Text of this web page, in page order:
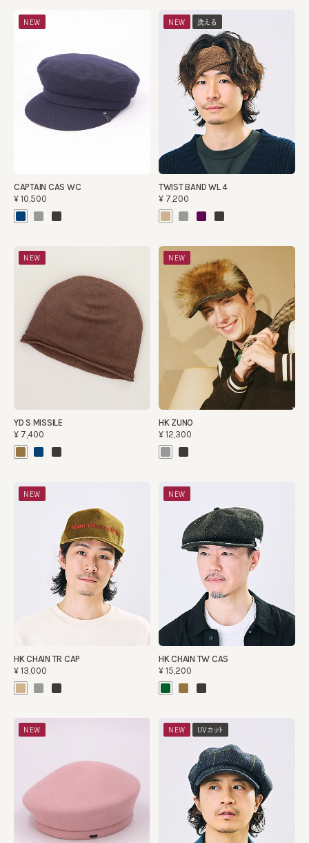
NEW
CAPTAIN CAS WC
¥10,500
NEW 洗える
TWIST BAND WL 4
¥7,200
NEW
YD S MISSILE
¥7,400
NEW
HK ZUNO
¥12,300
NEW
HK CHAIN TR CAP
¥13,000
NEW
HK CHAIN TW CAS
¥15,200
NEW NEW UVカット